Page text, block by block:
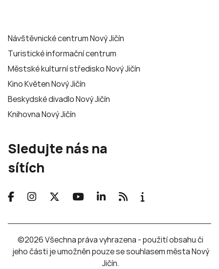
Návštěvnické centrum Nový Jičín
Turistické informační centrum
Městské kulturní středisko Nový Jičín
Kino Květen Nový Jičín
Beskydské divadlo Nový Jičín
Knihovna Nový Jičín
Sledujte nás na
sítích
©2026 Všechna práva vyhrazena - použití obsahu či
jeho části je umožněn pouze se souhlasem města Nový
Jičín.